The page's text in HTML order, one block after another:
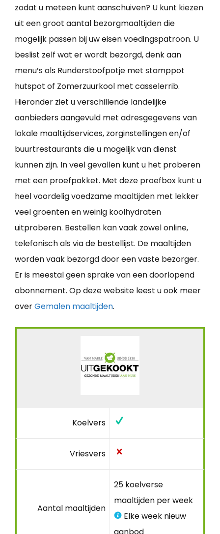
zodat u meteen kunt aanschuiven? U kunt kiezen
uit een groot aantal bezorgmaaltijden die
mogelijk passen bij uw eisen voedingspatroon. U
beslist zelf wat er wordt bezorgd, denk aan
menu’s als Runderstoofpotje met stamppot
hutspot of Zomerzuurkool met casselerrib.
Hieronder ziet u verschillende landelijke
aanbieders aangevuld met adresgegevens van
lokale maaltijdservices, zorginstellingen en/of
buurtrestaurants die u mogelijk van dienst
kunnen zijn. In veel gevallen kunt u het proberen
met een proefpakket. Met deze proefbox kunt u
heel voordelig voedzame maaltijden met lekker
veel groenten en weinig koolhydraten
uitproberen. Bestellen kan vaak zowel online,
telefonisch als via de bestellijst. De maaltijden
worden vaak bezorgd door een vaste bezorger.
Er is meestal geen sprake van een doorlopend
abonnement. Op deze website leest u ook meer
overGemalen maaltijden.
Koelvers
Vriesvers
Aantal maaltijden
25 koelverse
maaltijden per week
Elke week nieuw